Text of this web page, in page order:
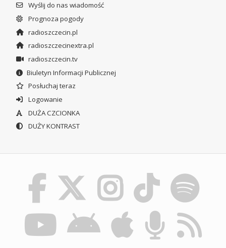
Wyślij do nas wiadomość
Prognoza pogody
radioszczecin.pl
radioszczecinextra.pl
radioszczecin.tv
Biuletyn Informacji Publicznej
Posłuchaj teraz
Logowanie
DUŻA CZCIONKA
DUŻY KONTRAST